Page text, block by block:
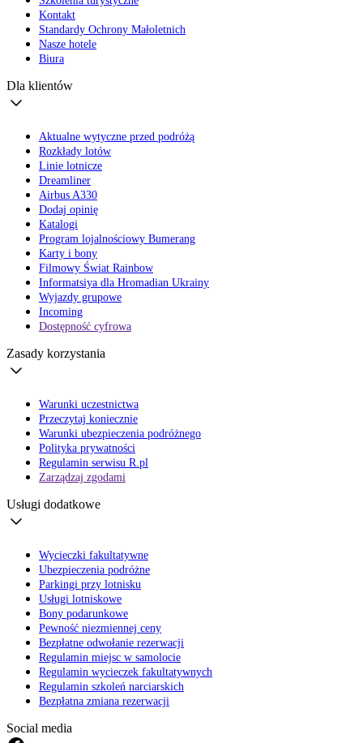
Kontakt
Standardy Ochrony Małoletnich
Nasze hotele
Biura
Dla klientów
Aktualne wytyczne przed podróżą
Rozkłady lotów
Linie lotnicze
Dreamliner
Airbus A330
Dodaj opinię
Katalogi
Program lojalnościowy Bumerang
Karty i bony
Filmowy Świat Rainbow
Informatsiya dla Hromadian Ukrainy
Wyjazdy grupowe
Incoming
Dostępność cyfrowa
Zasady korzystania
Warunki uczestnictwa
Przeczytaj koniecznie
Warunki ubezpieczenia podróżnego
Polityka prywatności
Regulamin serwisu R.pl
Zarządzaj zgodami
Usługi dodatkowe
Wycieczki fakultatywne
Ubezpieczenia podróżne
Parkingi przy lotnisku
Usługi lotniskowe
Bony podarunkowe
Pewność niezmiennej ceny
Bezpłatne odwołanie rezerwacji
Regulamin miejsc w samolocie
Regulamin wycieczek fakultatywnych
Regulamin szkoleń narciarskich
Bezpłatna zmiana rezerwacji
Social media